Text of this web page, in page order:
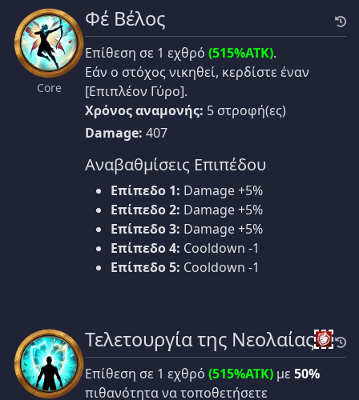
Core
Φέ Βέλος
Επίθεση σε 1 εχθρό (515%ATK).
Εάν ο στόχος νικηθεί, κερδίστε έναν
[Επιπλέον Γύρο].
Χρόνος αναμονής: 5 στροφή(ες)
Damage: 407
Αναβαθμίσεις Επιπέδου
Επίπεδο 1: Damage +5%
Επίπεδο 2: Damage +5%
Επίπεδο 3: Damage +5%
Επίπεδο 4: Cooldown -1
Επίπεδο 5: Cooldown -1
Τελετουργία της Νεολαίας
Επίθεση σε 1 εχθρό (515%ATK) με 50%
πιθανότητα να τοποθετήσετε